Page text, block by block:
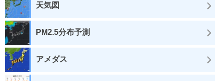
天気図
PM2.5分布予測
アメダス